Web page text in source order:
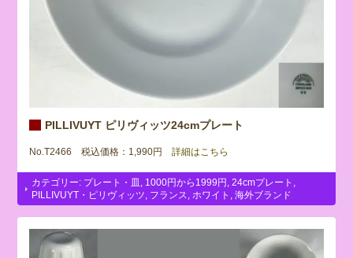
PILLIVUYT ピリヴィッツ24cmプレート
No.T2466 税込価格：1,990円 詳細はこちら
カテゴリー: プレート・皿 1000円から1999円 ,24cmプレート
PILLIVUYT・ピリヴィッツ
フランス ホワイト ,海外ブランド